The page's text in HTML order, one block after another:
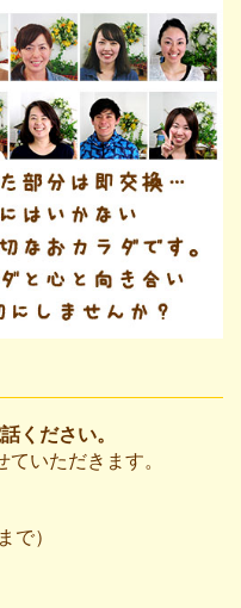
ください。
いただきます。
で）